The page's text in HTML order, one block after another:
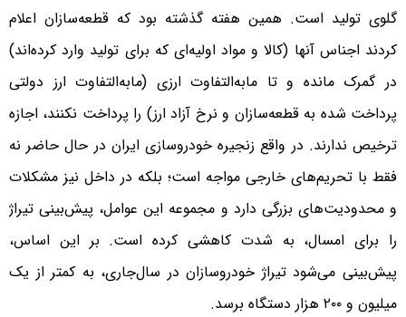
گلوی تولید است. همین هفته گذشته بود که قطعه‌سازان اعلام
کردند اجناس آنها (کالا و مواد اولیه‌ای که برای تولید وارد کرده‌اند)
در گمرک مانده و تا ما‌به‌التفاوت ارزی (ما‌به‌التفاوت ارز دولتی
پرداخت شده به قطعه‌سازان و نرخ آزاد ارز) را پرداخت نکنند، اجازه
ترخیص ندارند. در واقع زنجیره خودروسازی ایران در حال حاضر نه
فقط با تحریم‌های خارجی مواجه است؛ بلکه در داخل نیز مشکلات
و محدودیت‌های بزرگی دارد و مجموعه این عوامل، پیش‌بینی تیراژ
را برای امسال، به شدت کاهشی کرده است. بر این اساس،
پیش‌بینی می‌شود تیراژ خودروسازان در سال‌جاری، به کمتر از یک
میلیون و ۲۰۰ هزار دستگاه برسد.